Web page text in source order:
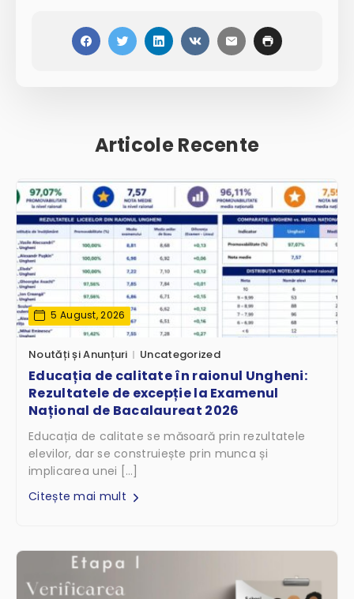
Articole Recente
5 August, 2026
Noutăți și Anunțuri Uncategorized
Educația de calitate în raionul Ungheni:
Rezultatele de excepție la Examenul
Național de Bacalaureat 2026
Educația de calitate se măsoară prin rezultatele
elevilor, dar se construiește prin munca și
implicarea unei […]
Citește mai mult